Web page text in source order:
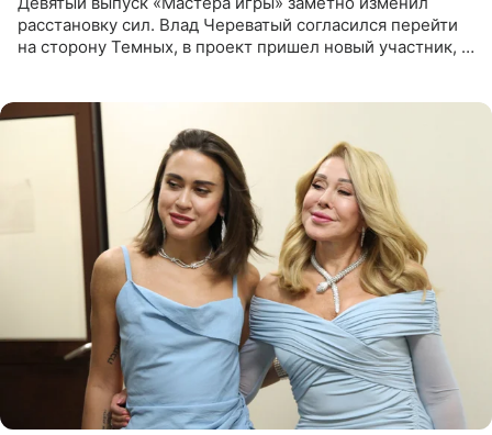
расстановку сил. Влад Череватый согласился перейти
на сторону Темных, в проект пришел новый участник, а